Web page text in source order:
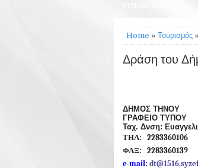
Home » Τουρισμός
Δράση του
ΔΗΜΟΣ
ΓΡΑΦΕΙΟ
Ταχ.
ΤΗΛ:
ΦΑΞ: 2283360139
e-mail: dt@1516.